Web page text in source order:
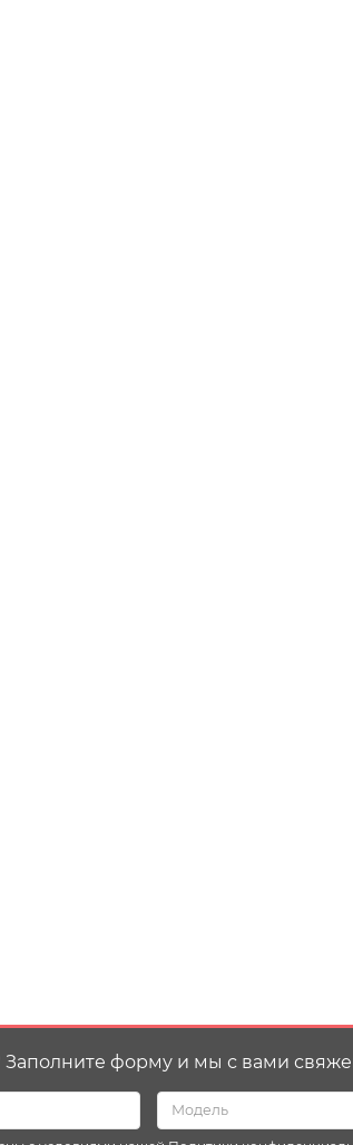
Заполните форму и мы с вами